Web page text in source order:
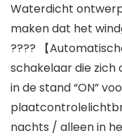
Waterdicht
maken dat het
???? 【
schakelaar die
in de stand “ON”
nachts / alleen in